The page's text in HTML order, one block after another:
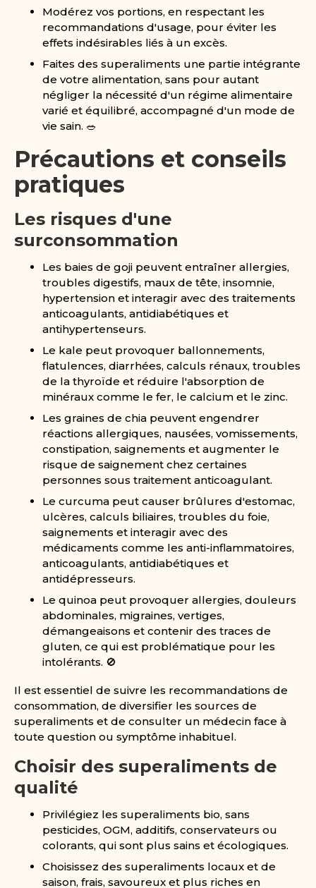
Modérez vos portions, en respectant les
recommandations d'usage, pour éviter les
effets indésirables liés à un excès.
Faites des superaliments une partie intégrante
de votre alimentation, sans pour autant
négliger la nécessité d'un régime alimentaire
varié et équilibré, accompagné d'un mode de
vie sain. 🥗
Précautions et conseils
pratiques
Les risques d'une
surconsommation
Les baies de goji peuvent entraîner allergies,
troubles digestifs, maux de tête, insomnie,
hypertension et interagir avec des traitements
anticoagulants, antidiabétiques et
antihypertenseurs.
Le kale peut provoquer ballonnements,
flatulences, diarrhées, calculs rénaux, troubles
de la thyroïde et réduire l'absorption de
minéraux comme le fer, le calcium et le zinc.
Les graines de chia peuvent engendrer
réactions allergiques, nausées, vomissements,
constipation, saignements et augmenter le
risque de saignement chez certaines
personnes sous traitement anticoagulant.
Le curcuma peut causer brûlures d'estomac,
ulcères, calculs biliaires, troubles du foie,
saignements et interagir avec des
médicaments comme les anti-inflammatoires,
anticoagulants, antidiabétiques et
antidépresseurs.
Le quinoa peut provoquer allergies, douleurs
abdominales, migraines, vertiges,
démangeaisons et contenir des traces de
gluten, ce qui est problématique pour les
intolérants. 🚫
Il est essentiel de suivre les recommandations de
consommation, de diversifier les sources de
superaliments et de consulter un médecin face à
toute question ou symptôme inhabituel.
Choisir des superaliments de
qualité
Privilégiez les superaliments bio, sans
pesticides, OGM, additifs, conservateurs ou
colorants, qui sont plus sains et écologiques.
Choisissez des superaliments locaux et de
saison, frais, savoureux et plus riches en